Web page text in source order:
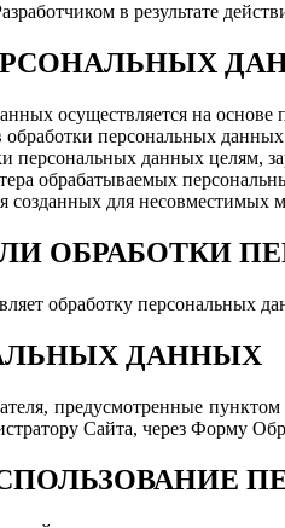
в результате
осуществляется на основе
обработки персональных
персональных данных целям,
обрабатываемых
созданных для
ОБРАБОТКИ
обработку персональных
ДАННЫХ
предусмотренные
Сайта, через Форму